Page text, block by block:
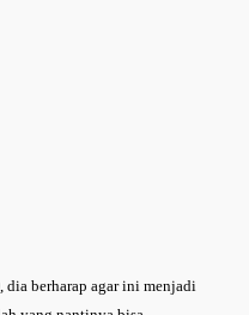
dia berharap agar ini menjadi